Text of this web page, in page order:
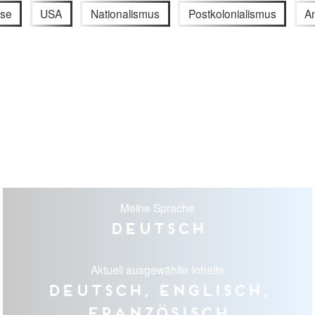
USA Nationalismus Postkolonialismus
Meine Sprache
Deutsch
Aktuell ausgewählte Inhalte
Deutsch, Englisch,